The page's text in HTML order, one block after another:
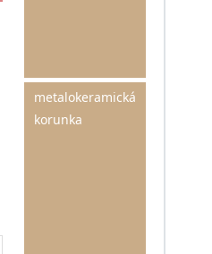
metalokeramická
korunka